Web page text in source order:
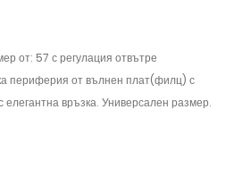
от: 57 с регулация отвътре
периферия от вълнен плат(филц) с
връзка. Универсален размер.